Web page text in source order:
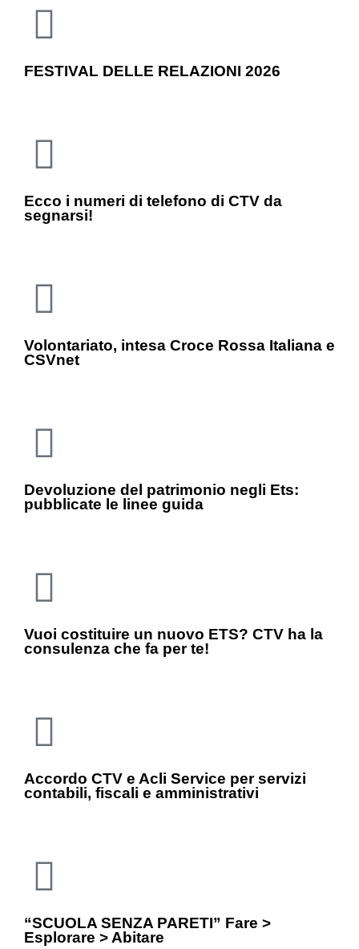
FESTIVAL DELLE RELAZIONI 2026
Ecco i numeri di telefono di CTV da
segnarsi!
Volontariato, intesa Croce Rossa Italiana e
CSVnet
Devoluzione del patrimonio negli Ets:
pubblicate le linee guida
Vuoi costituire un nuovo ETS? CTV ha la
consulenza che fa per te!
Accordo CTV e Acli Service per servizi
contabili, fiscali e amministrativi
“SCUOLA SENZA PARETI” Fare >
Esplorare > Abitare